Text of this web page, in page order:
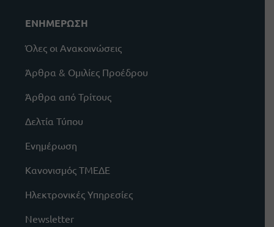
ΕΝΗΜΕΡΩΣΗ
Όλες οι Ανακοινώσεις
Άρθρα & Ομιλίες Προέδρου
Άρθρα από Τρίτους
Δελτία Τύπου
Ενημέρωση
Κανονισμός ΤΜΕΔΕ
Ηλεκτρονικές Υπηρεσίες
Newsletter